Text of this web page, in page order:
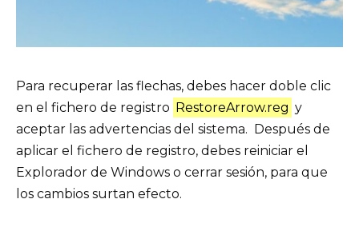
Para recuperar las flechas, debes hacer doble clic
en el fichero de registro RestoreArrow.reg y
aceptar las advertencias del sistema. Después de
aplicar el fichero de registro, debes reiniciar el
Explorador de Windows o cerrar sesión, para que
los cambios surtan efecto.